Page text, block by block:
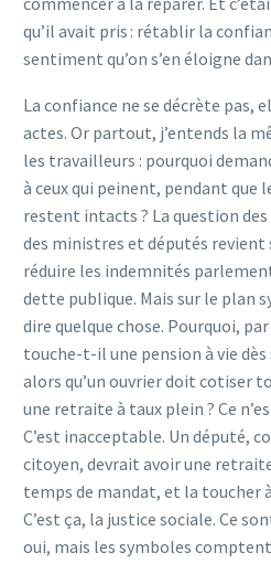
qu’il avait pris : rétablir la
sentiment qu’on s’en éloigne
La confiance ne se décrète pas,
actes. Or partout, j’entends la
les travailleurs : pourquoi
à ceux qui peinent, pendant que
restent intacts ? La question
des ministres et députés revient
réduire les indemnités
dette publique. Mais sur le plan
dire quelque chose. Pourquoi,
touche-t-il une pension à vie
alors qu’un ouvrier doit cotiser
une retraite à taux plein ? Ce
C’est inacceptable. Un député,
citoyen, devrait avoir une
temps de mandat, et la toucher
C’est ça, la justice sociale. Ce
oui, mais les symboles